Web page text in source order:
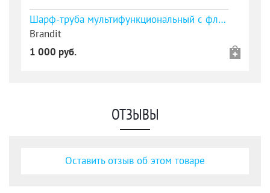
Шарф-труба мультифункциональный с флисом flecktarn (снуд, Buff)
Brandit
1 000 руб.
ОТЗЫВЫ
Оставить отзыв об этом товаре